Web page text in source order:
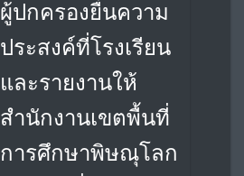
ผู้ปกครองยื่นความ
ประสงค์ที่โรงเรียน
และรายงานให้
สำนักงานเขตพื้นที่
การศึกษาพิษณุโลก